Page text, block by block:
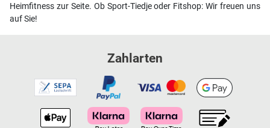
Heimfitness zur Seite. Ob Sport-Tiedje oder Fitshop: Wir freuen uns
auf Sie!
Zahlarten